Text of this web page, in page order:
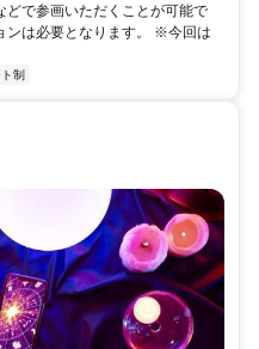
どで参画いただくことが可能で
ンは必要となります。 ※今回は
制